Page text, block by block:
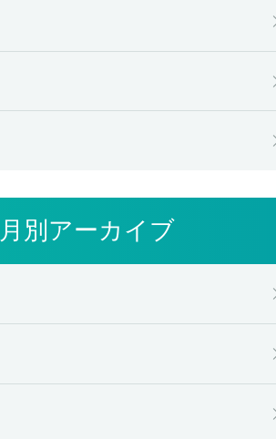
月別アーカイブ